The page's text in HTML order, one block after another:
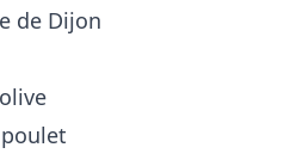
de Dijon